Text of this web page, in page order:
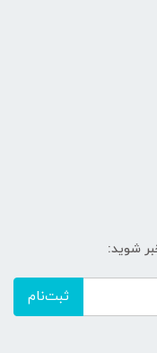
شوید:
ثبت‌نام